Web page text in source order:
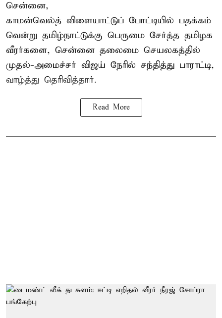
சென்னை,
காமன்வெல்த் விளையாட்டுப் போட்டியில் பதக்கம்
வென்று தமிழ்நாட்டுக்கு பெருமை சேர்த்த தமிழக
வீரர்களை, சென்னை தலைமை செயலகத்தில்
முதல்-அமைச்சர் விஜய் நேரில் சந்தித்து பாராட்டி,
வாழ்த்து தெரிவித்தார்.
Read More